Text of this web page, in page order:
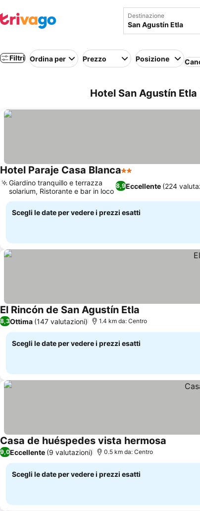
Destinazione
Filtri Ordina per Prezzo Posizione
Hotel San Agustín
Hotel Paraje Casa Blanca2 Stelle
8,9Eccellente (224
Giardino tranquillo e terrazza
solarium, Ristorante e bar in loco
Scegli le date per vedere i prezzi esatti
El Rincón de San Agustín Etla
8,3Ottima (147 valutazioni) 1.4 km da: Centro
Scegli le date per vedere i prezzi esatti
Casa de huéspedes vista hermosa
9,0Eccellente (9 valutazioni) 0.5 km da: Centro
Scegli le date per vedere i prezzi esatti